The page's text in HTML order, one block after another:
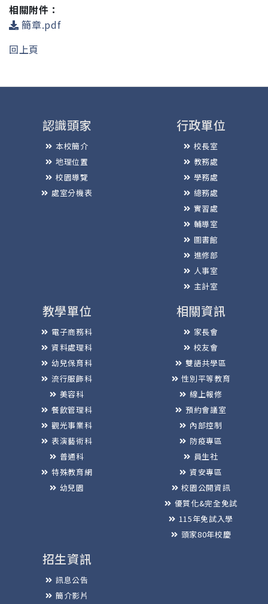
相關附件：
簡章.pdf
回上頁
認識頭家
本校簡介
地理位置
校園導覽
處室分機表
行政單位
校長室
教務處
學務處
總務處
實習處
輔導室
圖書館
進修部
人事室
主計室
教學單位
電子商務科
資料處理科
幼兒保育科
流行服飾科
美容科
餐飲管理科
觀光事業科
表演藝術科
普通科
特殊教育網
幼兒園
相關資訊
家長會
校友會
雙語共學區
性別平等教育
線上報修
預約會議室
內部控制
防疫專區
員生社
資安專區
校園公開資訊
優質化&完全免試
115年免試入學
頭家80年校慶
招生資訊
訊息公告
簡介影片